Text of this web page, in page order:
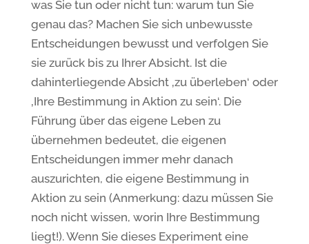
was Sie tun oder nicht tun: warum tun Sie
genau das? Machen Sie sich unbewusste
Entscheidungen bewusst und verfolgen Sie
sie zurück bis zu Ihrer Absicht. Ist die
dahinterliegende Absicht ‚zu überleben‘ oder
‚Ihre Bestimmung in Aktion zu sein‘. Die
Führung über das eigene Leben zu
übernehmen bedeutet, die eigenen
Entscheidungen immer mehr danach
auszurichten, die eigene Bestimmung in
Aktion zu sein (Anmerkung: dazu müssen Sie
noch nicht wissen, worin Ihre Bestimmung
liegt!). Wenn Sie dieses Experiment eine